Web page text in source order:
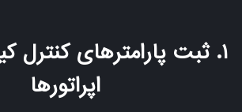
۱. ثبت پارامترهای
اپراتورها